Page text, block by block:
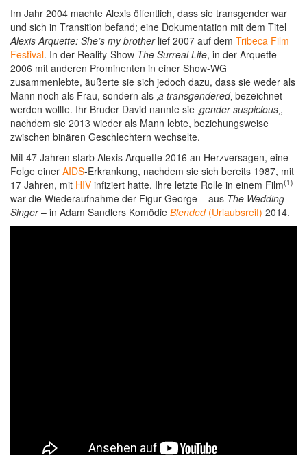
Im Jahr 2004 machte Alexis öffentlich, dass sie transgender war
und sich in Transition befand; eine Dokumentation mit dem Titel
Alexis Arquette: She’s my brotherlief 2007 auf dem Tribeca Film
Festival. In der Reality-Show The Surreal Life, in der Arquette
2006 mit anderen Prominenten in einer Show-WG
zusammenlebte, äußerte sie sich jedoch dazu, dass sie weder als
Mann noch als Frau, sondern als ‚a transgendered‚ bezeichnet
werden wollte. Ihr Bruder David nannte sie ‚gender suspicious‚,
nachdem sie 2013 wieder als Mann lebte, beziehungsweise
zwischen binären Geschlechtern wechselte.
Mit 47 Jahren starb Alexis Arquette 2016 an Herzversagen, eine
Folge einer AIDS-Erkrankung, nachdem sie sich bereits 1987, mit
17 Jahren, mit HIV infiziert hatte. Ihre letzte Rolle in einem Film(1)
war die Wiederaufnahme der Figur George – aus The Wedding
Singer– in Adam Sandlers Komödie Blended(Urlaubsreif) 2014.